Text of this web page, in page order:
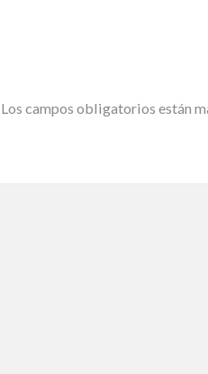
Los campos obligatorios están